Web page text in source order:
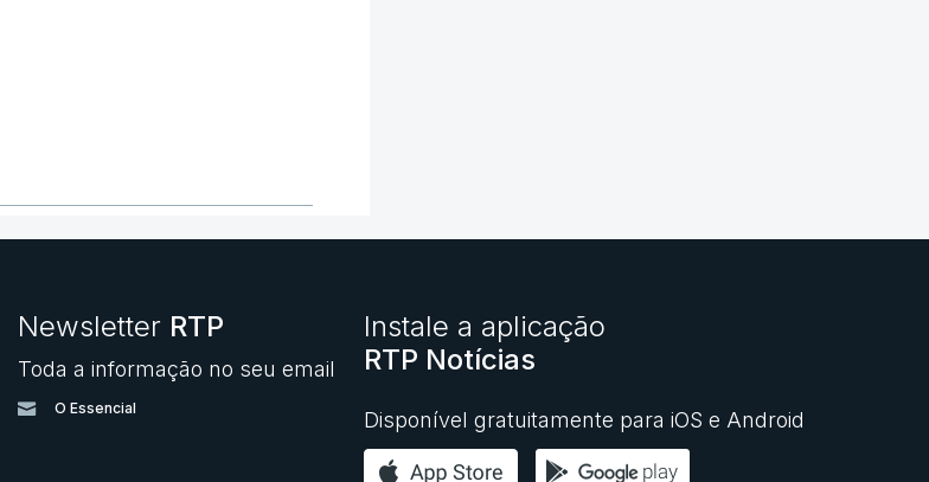
Newsletter RTP
Toda a informação no seu email
O Essencial
Instale a aplicação
RTP Notícias
Disponível gratuitamente para iOS e Android